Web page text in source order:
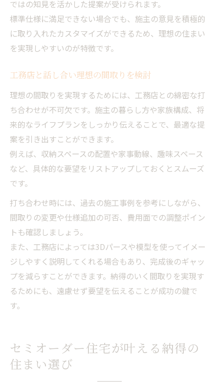
ではの知見を活かした提案が受けられます。
標準仕様に満足できない場合でも、施主の意見を積極的
に取り入れたカスタマイズができるため、理想の住まい
を実現しやすいのが特徴です。
工務店と話し合い理想の間取りを検討
理想の間取りを実現するためには、工務店との綿密な打
ち合わせが不可欠です。施主の暮らし方や家族構成、将
来的なライフプランをしっかり伝えることで、最適な提
案を引き出すことができます。
例えば、収納スペースの配置や家事動線、趣味スペース
など、具体的な要望をリストアップしておくとスムーズ
です。
打ち合わせ時には、過去の施工事例を参考にしながら、
間取りの変更や仕様追加の可否、費用面での調整ポイン
トも確認しましょう。
また、工務店によっては3Dパースや模型を使ってイメー
ジしやすく説明してくれる場合もあり、完成後のギャッ
プを減らすことができます。納得のいく間取りを実現す
るためにも、遠慮せず要望を伝えることが成功の鍵で
す。
セミオーダー住宅が叶える納得の
住まい選び